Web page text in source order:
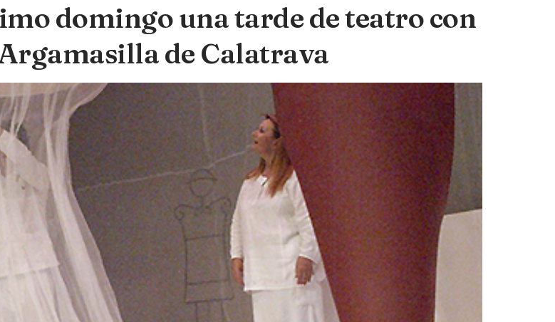
domingo una tarde de teatro con
de Calatrava